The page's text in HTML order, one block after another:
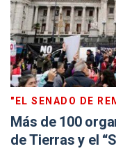
"EL SENADO DE
Más de 100
de Tierras y el